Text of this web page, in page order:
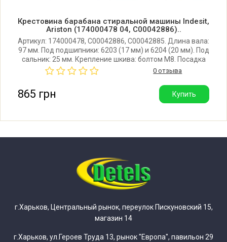
Indesit BA48TXGRIT (80121120000)
Indesit BA58TX/1GR
Indesit BA58TX/1GR (80152200000)
Indesit BA58TXGRIT
Indesit BA65TX/1CO
Indesit BA65TX/1CO (80152250000)
Indesit BA67TX/1EU
Крестовина барабана стиральной машины Indesit,
Ariston (174000478 04, C00042886)..
Артикул: 174000478, C00042886, C00042885. Длина вала:
97 мм. Под подшипники: 6203 (17 мм) и 6204 (20 мм). Под
сальник: 25 мм. Крепление шкива: болтом M8. Посадка
шкива: 17/11 мм. Расстояние от втулки сальника до
конца луча: 210 мм. Производитель: Италия.
0 отзыва
865 грн Купить
г.Харьков, Центральный рынок, переулок Пискуновский 15,
магазин 14
г.Харьков, ул.Героев Труда 13, рынок "Европа", павильон 29